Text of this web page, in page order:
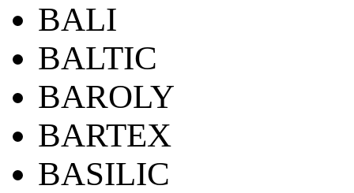
BALI
BALTIC
BAROLY
BARTEX
BASILIC